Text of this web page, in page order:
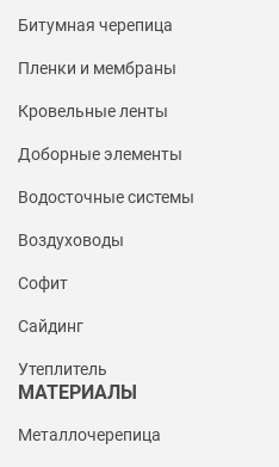
Битумная черепица
Пленки и мембраны
Кровельные ленты
Доборные элементы
Водосточные системы
Воздуховоды
Софит
Сайдинг
Утеплитель
МАТЕРИАЛЫ
Металлочерепица